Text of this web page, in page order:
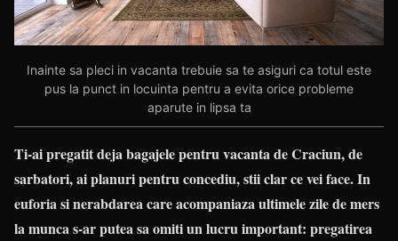
Inainte sa pleci in vacanta trebuie sa te asiguri ca totul este
pus la punct in locuinta pentru a evita orice probleme
aparute in lipsa ta
Ti-ai pregatit deja bagajele pentru vacanta de Craciun, de
sarbatori, ai planuri pentru concediu, stii clar ce vei face. In
euforia si nerabdarea care acompaniaza ultimele zile de mers
la munca s-ar putea sa omiti un lucru important: pregatirea